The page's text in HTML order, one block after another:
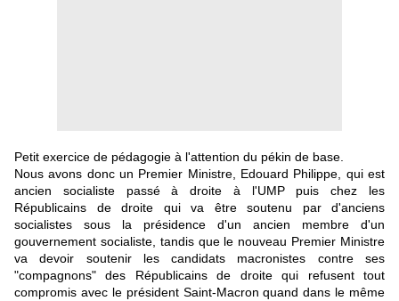
Petit exercice de pédagogie à l'attention du pékin de base.
Nous avons donc un Premier Ministre, Edouard Philippe, qui est
ancien socialiste passé à droite à l'UMP puis chez les
Républicains de droite qui va être soutenu par d'anciens
socialistes sous la présidence d'un ancien membre d'un
gouvernement socialiste, tandis que le nouveau Premier Ministre
va devoir soutenir les candidats macronistes contre ses
"compagnons" des Républicains de droite qui refusent tout
compromis avec le président Saint-Macron quand dans le même